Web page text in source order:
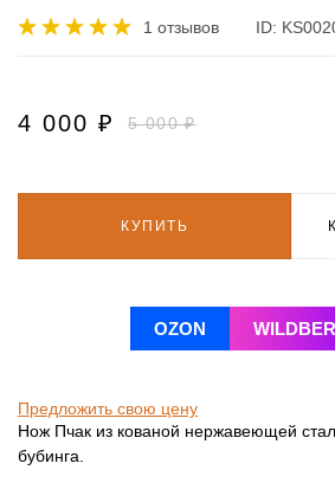
1 отзывов ID:
4 000 ₽ 5 000 ₽
КУПИТЬ
OZON
Предложить свою цену
Нож Пчак из кованой нержавеющей
бубинга.